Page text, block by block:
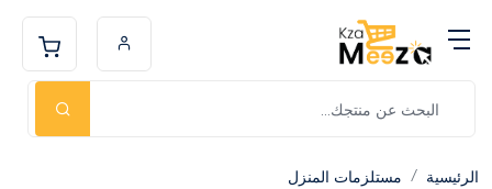
الرئيسية مستلزمات المنزل